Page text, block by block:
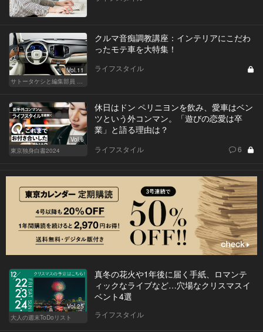
Vol.11
サトータケシと編集部員 船山の"CAR GENTSへの道"
クルマ音痴調教講座：インテリアにこだわ
ったモテ車を大特集！
ライフスタイル
Vol.6
東京独身白書2024
休日はドン ペリニヨンを飲み、愛車はベン
ツという外コンマン。「遊びの恋愛は卒
業」と語る理由は？
ライフスタイル 6
Vol.25
大人の週末ToDoリスト
真冬の花火や1年後に届く手紙、ロマンテ
ィックなライブなど…穴場なクリスマスイ
ベント4選
ライフスタイル